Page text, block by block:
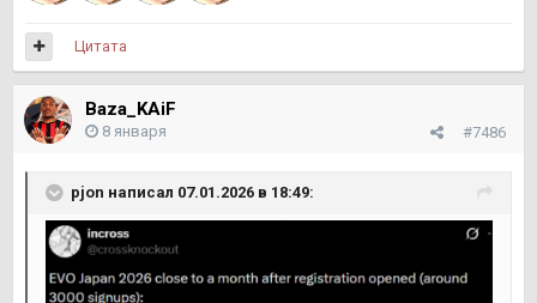
Цитата
Baza_KAiF
#7486
8 января
pjon написал 07.01.2026 в 18:49: